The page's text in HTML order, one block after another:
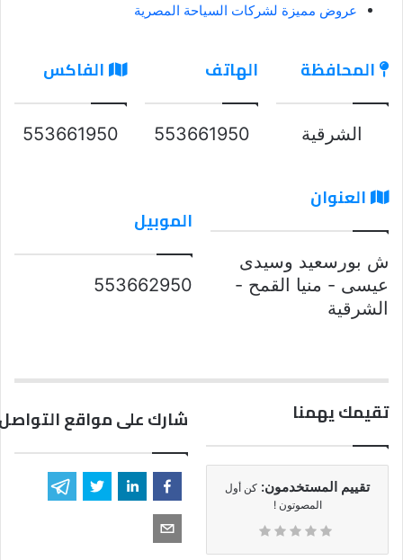
عروض مميزة لشركات السياحة المصرية
المحافظة
الشرقية
الهاتف
553661950
الفاكس
553661950
العنوان
ش بورسعيد وسيدى
عيسى - منيا القمح -
الشرقية
الموبيل
553662950
تقيمك يهمنا
تقييم المستخدمون: كن أول
المصوتون !
شارك على مواقع